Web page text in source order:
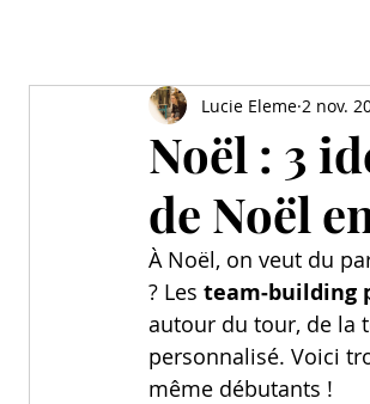
Noël : 3
de Noël
Lucie Eleme 2 nov.
À Noël, on veut du
? Les team‑building
autour du tour, de la
personnalisé. Voici
même débutants !